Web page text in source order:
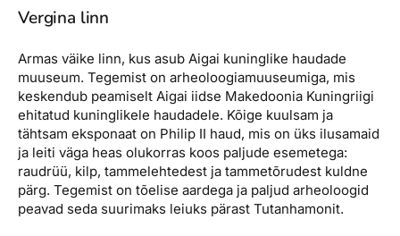
Vergina linn
Armas väike linn, kus asub Aigai kuninglike haudade
muuseum. Tegemist on arheoloogiamuuseumiga, mis
keskendub peamiselt Aigai iidse Makedoonia Kuningriigi
ehitatud kuninglikele haudadele. Kõige kuulsam ja
tähtsam eksponaat on Philip II haud, mis on üks ilusamaid
ja leiti väga heas olukorras koos paljude esemetega:
raudrüü, kilp, tammelehtedest ja tammetõrudest kuldne
pärg. Tegemist on tõelise aardega ja paljud arheoloogid
peavad seda suurimaks leiuks pärast Tutanhamonit.